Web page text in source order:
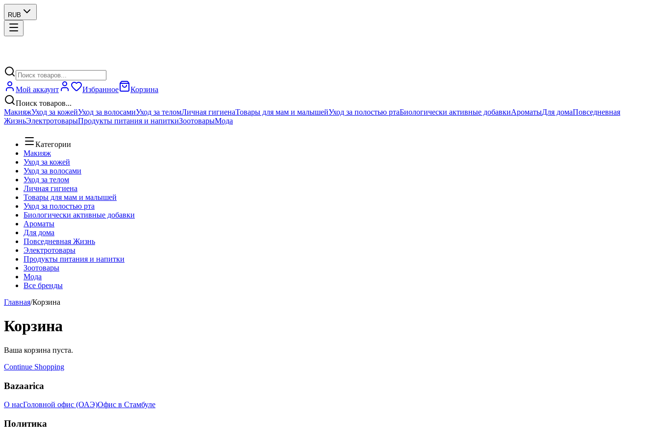
RUB
Мой аккаунт Избранное
Корзина
Поиск товаров...
МакияжУход за кожейУход за волосамиУход за теломЛичная гигиенаТовары для мам и малышейУход за полостью ртаБиологически активные добавкиАроматыДля домаПовседневная
ЖизньЭлектротоварыПродукты питания и напиткиЗоотоварыМода
Категории
Макияж
Уход за кожей
Уход за волосами
Уход за телом
Личная гигиена
Товары для мам и малышей
Уход за полостью рта
Биологически активные добавки
Ароматы
Для дома
Повседневная Жизнь
Электротовары
Продукты питания и напитки
Зоотовары
Мода
Все бренды
Главная/Корзина
Корзина
Ваша корзина пуста.
Continue Shopping
Bazaarica
О насГоловной офис (ОАЭ)Офис в Стамбуле
Политика